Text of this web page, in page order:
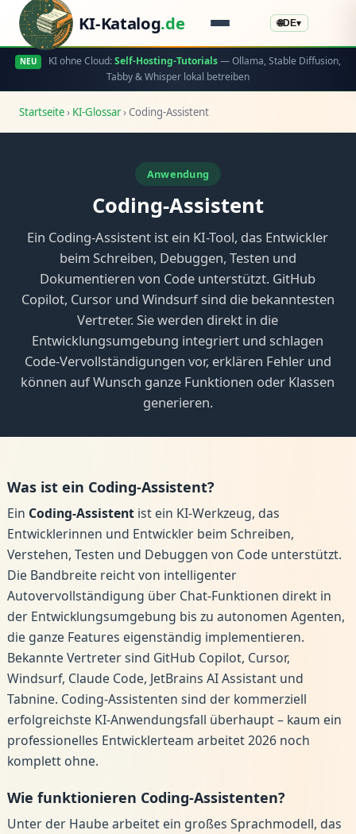
KI-Katalog.de 🌐DE▾
NEU KI ohne Cloud:Self-Hosting-Tutorials— Ollama, Stable Diffusion,
Tabby & Whisper lokal betreiben
Startseite› KI-Glossar›Coding-Assistent
Anwendung
Coding-Assistent
Ein Coding-Assistent ist ein KI-Tool, das Entwickler
beim Schreiben, Debuggen, Testen und
Dokumentieren von Code unterstützt. GitHub
Copilot, Cursor und Windsurf sind die bekanntesten
Vertreter. Sie werden direkt in die
Entwicklungsumgebung integriert und schlagen
Code-Vervollständigungen vor, erklären Fehler und
können auf Wunsch ganze Funktionen oder Klassen
generieren.
Was ist ein Coding-Assistent?
Ein Coding-Assistentist ein KI-Werkzeug, das
Entwicklerinnen und Entwickler beim Schreiben,
Verstehen, Testen und Debuggen von Code unterstützt.
Die Bandbreite reicht von intelligenter
Autovervollständigung über Chat-Funktionen direkt in
der Entwicklungsumgebung bis zu autonomen Agenten,
die ganze Features eigenständig implementieren.
Bekannte Vertreter sind GitHub Copilot, Cursor,
Windsurf, Claude Code, JetBrains AI Assistant und
Tabnine. Coding-Assistenten sind der kommerziell
erfolgreichste KI-Anwendungsfall überhaupt – kaum ein
professionelles Entwicklerteam arbeitet 2026 noch
komplett ohne.
Wie funktionieren Coding-Assistenten?
Unter der Haube arbeitet ein großes Sprachmodell, das